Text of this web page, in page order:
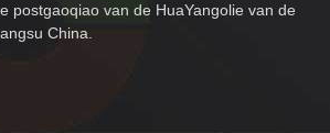
postgaoqiao van de HuaYangolie van de
China.